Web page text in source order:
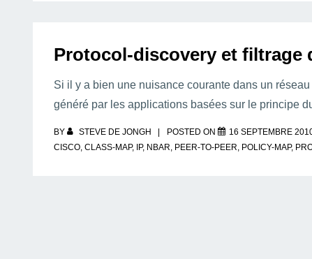
Protocol-discovery et filtrage
Si il y a bien une nuisance courante dans un
généré par les applications basées sur le principe
BY STEVE DE JONGH POSTED ON 16 SEPTEMBRE
CISCO, CLASS-MAP, IP, NBAR, PEER-TO-PEER, POLICY-MAP,